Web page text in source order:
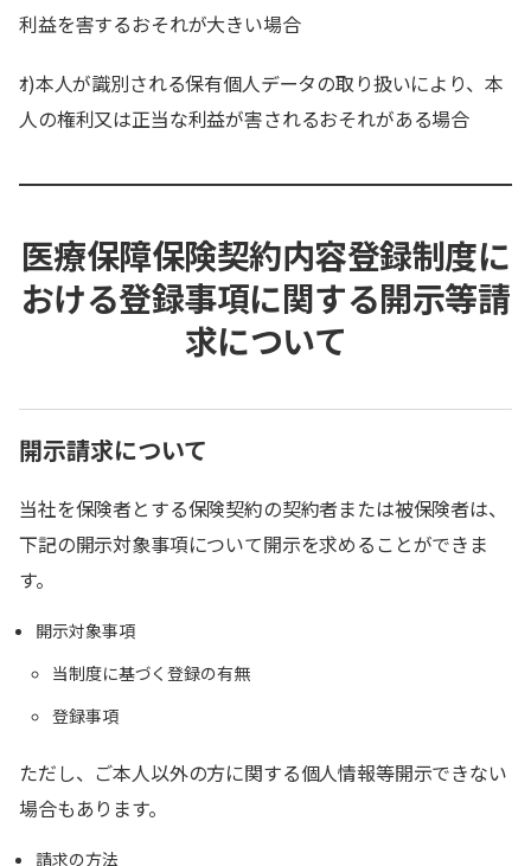
利益を害するおそれが大きい場合
ｵ)本人が識別される保有個人データの取り扱いにより、本
人の権利又は正当な利益が害されるおそれがある場合
医療保障保険契約内容登録制度に
おける登録事項に関する開示等請
求について
開示請求について
当社を保険者とする保険契約の契約者または被保険者は、
下記の開示対象事項について開示を求めることができま
す。
開示対象事項
当制度に基づく登録の有無
登録事項
ただし、ご本人以外の方に関する個人情報等開示できない
場合もあります。
請求の方法